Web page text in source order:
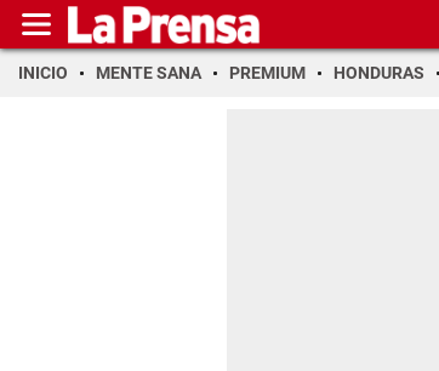
INICIO MENTE SANA PREMIUM HONDURAS